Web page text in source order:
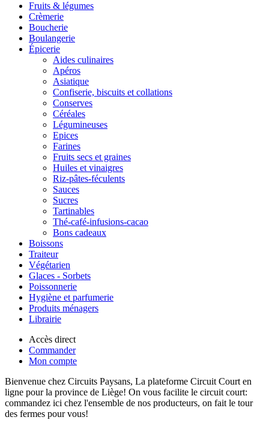
Fruits & légumes
Crèmerie
Boucherie
Boulangerie
Épicerie
Aides culinaires
Apéros
Asiatique
Confiserie, biscuits et collations
Conserves
Céréales
Légumineuses
Epices
Farines
Fruits secs et graines
Huiles et vinaigres
Riz-pâtes-féculents
Sauces
Sucres
Tartinables
Thé-café-infusions-cacao
Bons cadeaux
Boissons
Traiteur
Végétarien
Glaces - Sorbets
Poissonnerie
Hygiène et parfumerie
Produits ménagers
Librairie
Accès direct
Commander
Mon compte
Bienvenue chez Circuits Paysans, La plateforme Circuit Court en
ligne pour la province de Liège! On vous facilite le circuit court:
commandez ici chez l'ensemble de nos producteurs, on fait le tour
des fermes pour vous!